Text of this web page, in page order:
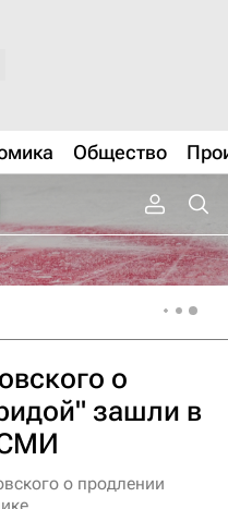
Общество
о
зашли в
о продлении